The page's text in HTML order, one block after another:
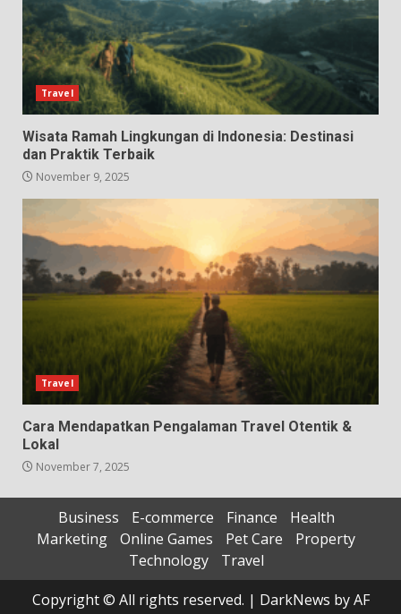
Travel
Wisata Ramah Lingkungan di Indonesia: Destinasi
dan Praktik Terbaik
November 9, 2025
Travel
Cara Mendapatkan Pengalaman Travel Otentik &
Lokal
November 7, 2025
Business E-commerce Finance
Health
Marketing
Online Games Pet Care
Property
Technology
Travel
Copyright © All rights reserved. | DarkNews by AF